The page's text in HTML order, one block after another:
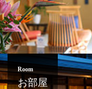
Room
お部屋